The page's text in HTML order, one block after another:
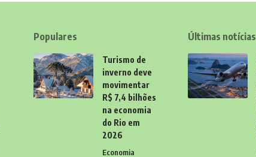
Populares
Turismo de
inverno deve
movimentar
R$ 7,4 bilhões
na economia
do Rio em
2026
Economia
Últimas notícias